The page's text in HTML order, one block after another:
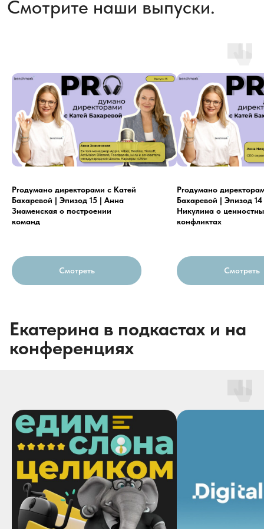
Proдумано директорами с Катей
Бахаревой | Эпизод 15 | Анна
Знаменская о построении
команд
Смотреть
Proдумано
Бахаревой | Эпизод
Никулина о
конфликтах
Смотреть